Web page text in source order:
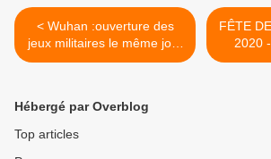
< Wuhan :ouverture des
jeux militaires le même jour
que l'évènement 201 à
FÊTE
2020
Hébergé par Overblog
Top articles